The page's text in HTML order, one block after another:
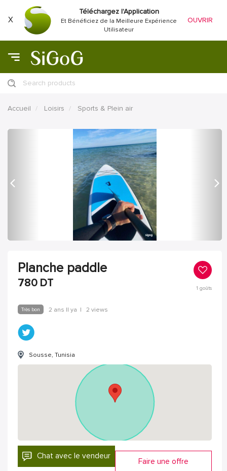
X
Téléchargez l'Application
Et Bénéficiez de la Meilleure Expérience
Utilisateur
OUVRIR
Search products
Accueil Loisirs Sports & Plein air
Planche paddle
780 DT 1 goûts
Très bon 2 ans Il ya | 2 views
Sousse, Tunisia
Chat avec le vendeur
Faire une offre